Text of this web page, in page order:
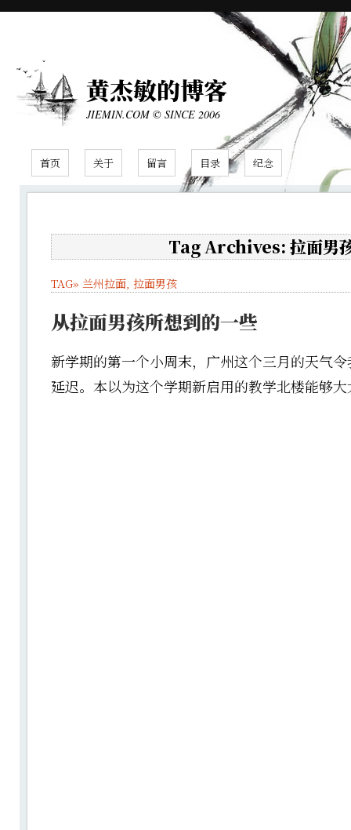
黄杰敏的博客
JIEMIN.COM © SINCE 2006
首页 关于 留言 目录 纪念
Tag Archives: 拉面男
TAG» 兰州拉面, 拉面男孩
从拉面男孩所想到的一些
新学期的第一个小周末，广州这个三月的天气
延迟。本以为这个学期新启用的教学北楼能够